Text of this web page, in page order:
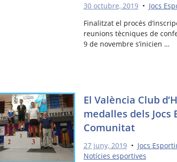
30 octubre, 2019• Jocs
Finalitzat el procés
reunions tècniques de
9 de novembre s’inicien …
El València Club
medalles dels Jocs
Comunitat
27 juny, 2019• Jocs
Notícies esportives